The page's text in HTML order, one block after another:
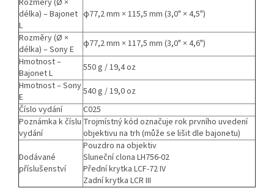
Rozměry (Ø ×
délka) – Bajonet
L
φ77,2 mm × 115,5 mm (3,0" × 4,5")
Rozměry (Ø ×
délka) – Sony E
φ77,2 mm × 117,5 mm (3,0" × 4,6")
Hmotnost –
Bajonet L
550 g / 19,4 oz
Hmotnost – Sony
E
540 g / 19,0 oz
Číslo vydání
C025
Poznámka k číslu
vydání
Trojmístný kód označuje rok prvního uvedení
objektivu na trh (může se lišit dle bajonetu)
Dodávané
příslušenství
Pouzdro na objektiv
Sluneční clona LH756-02
Přední krytka LCF-72 IV
Zadní krytka LCR III